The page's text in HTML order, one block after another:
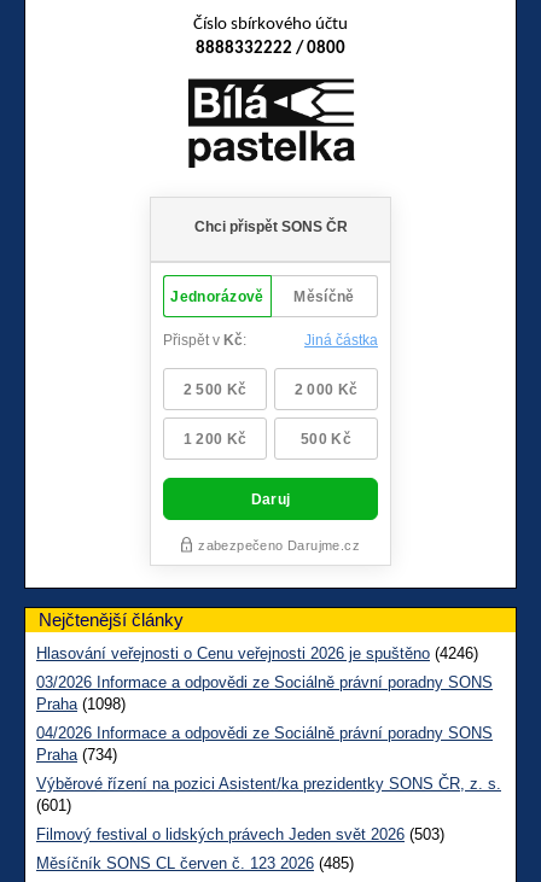
Číslo sbírkového účtu
8888332222 / 0800
Nejčtenější články
Hlasování veřejnosti o Cenu veřejnosti 2026 je spuštěno (4246)
03/2026 Informace a odpovědi ze Sociálně právní poradny SONS
Praha(1098)
04/2026 Informace a odpovědi ze Sociálně právní poradny SONS
Praha(734)
Výběrové řízení na pozici Asistent/ka prezidentky SONS ČR, z. s.
(601)
Filmový festival o lidských právech Jeden svět 2026 (503)
Měsíčník SONS CL červen č. 123 2026 (485)